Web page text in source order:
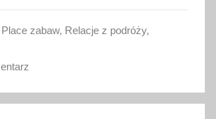
Place zabaw, Relacje z podróży,